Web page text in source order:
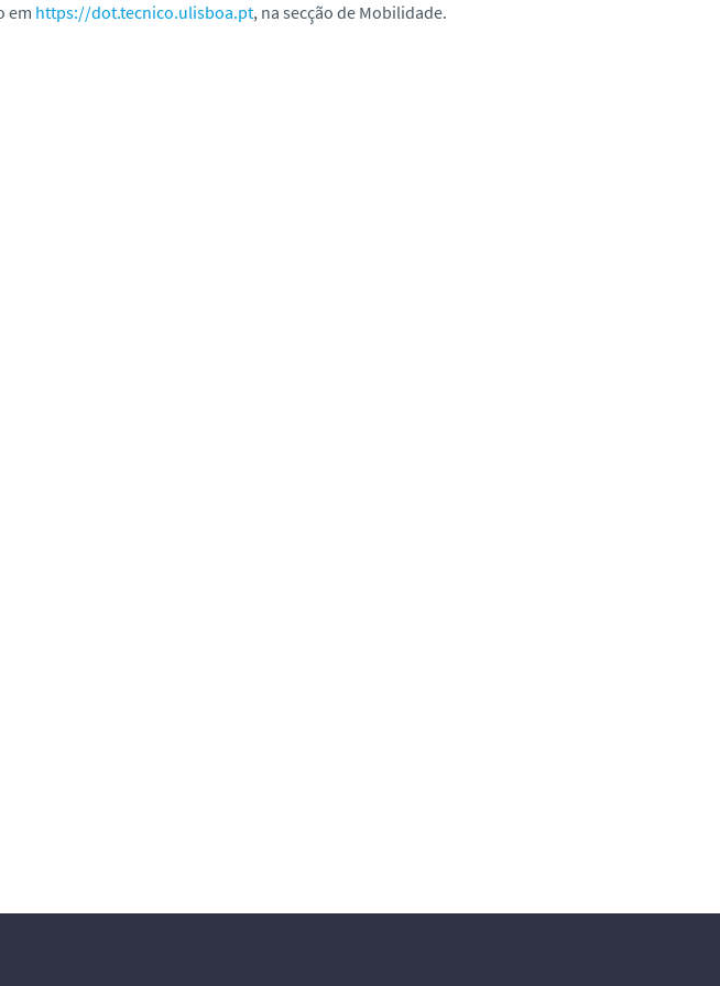
em https://dot.tecnico.ulisboa.pt, na secção de Mobilidade.